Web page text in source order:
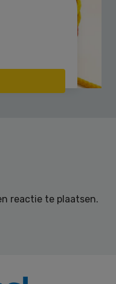
reactie te plaatsen.